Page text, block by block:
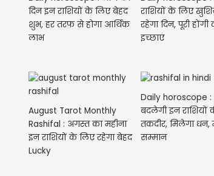
दिन इन राशियों के लिए बेहद
शुभ, हर तरफ से होगा आर्थिक
लाभ
राशियों के लिए
रहेगा दिन, पूरी
इच्छाएं
August Tarot Monthly
Rashifal : अगस्त का महीना
इन राशियों के लिए रहेगा बेहद
Lucky
Daily horoscope
बदलेगी इन राशियों
तकदीर, मिलेगा
सम्मान